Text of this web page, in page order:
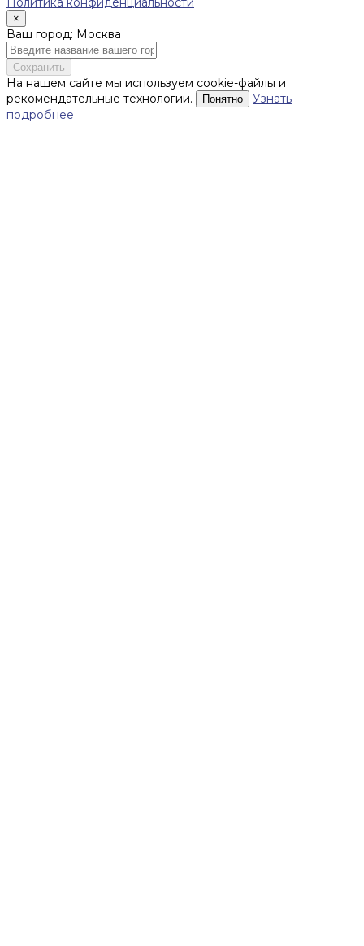
×
Ваш город: Москва
Сохранить
На нашем сайте мы используем cookie-файлы и
рекомендательные технологии.
Понятно
Узнать
подробнее